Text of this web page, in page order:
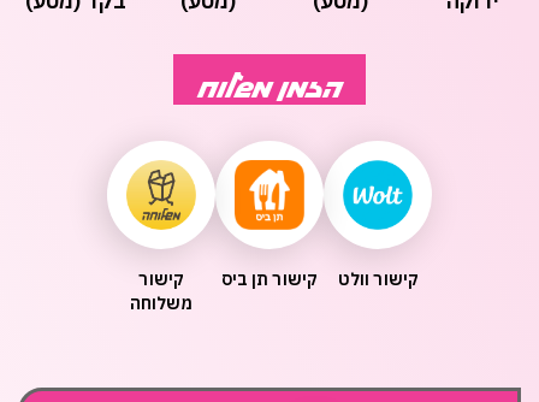
הזמן משלוח
קישור וולט קישור תן ביס
קישור
משלוחה